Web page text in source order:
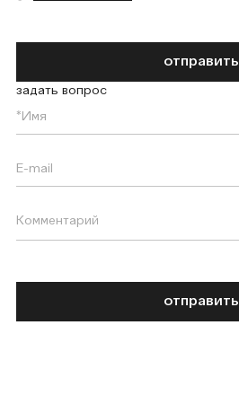
отправить
задать вопрос
отправить